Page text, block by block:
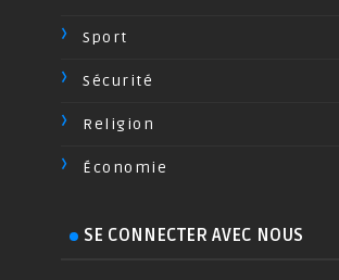
Sport
Sécurité
Religion
Économie
SE CONNECTER AVEC NOUS